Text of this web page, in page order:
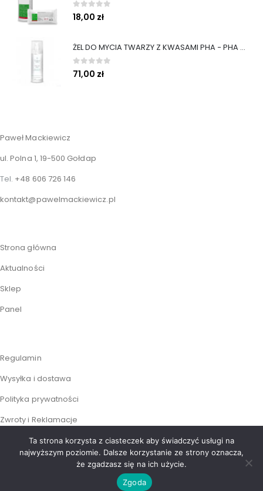
0out of 5
18,00 zł
ŻEL DO MYCIA TWARZY Z KWASAMI PHA − PHA WASH GEL 200 ML
0out of 5
71,00 zł
Paweł Mackiewicz
ul. Polna 1, 19-500 Gołdap
Tel. +48 606 726 146
kontakt@pawelmackiewicz.pl
Strona główna
Aktualności
Sklep
Panel
Regulamin
Wysyłka i dostawa
Polityka prywatności
Zwroty i Reklamacje
© 2022 Paweł Mackiewicz | Realizacja i hosting:
Ta strona korzysta z ciasteczek aby świadczyć usługi na
najwyższym poziomie. Dalsze korzystanie ze strony oznacza,
że zgadzasz się na ich użycie.
Zgoda